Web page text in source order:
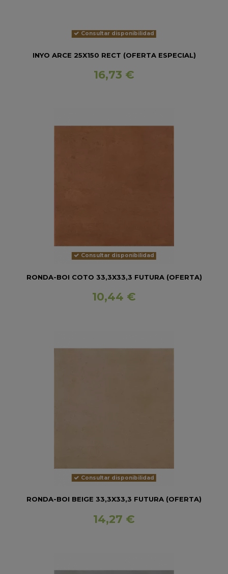
Consultar disponibilidad
INYO ARCE 25X150 RECT (OFERTA ESPECIAL)
16,73 €
Consultar disponibilidad
RONDA-BOI COTO 33,3X33,3 FUTURA (OFERTA)
10,44 €
Consultar disponibilidad
RONDA-BOI BEIGE 33,3X33,3 FUTURA (OFERTA)
14,27 €